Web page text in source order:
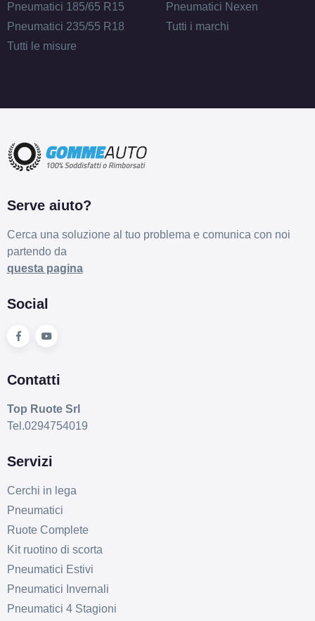
Pneumatici 185/65 R15
Pneumatici 235/55 R18
Tutti le misure
Pneumatici Nexen
Tutti i marchi
Serve aiuto?
Cerca una soluzione al tuo problema e comunica con noi
partendo da
questa pagina
Social
Contatti
Top Ruote Srl
Tel.0294754019
Servizi
Cerchi in lega
Pneumatici
Ruote Complete
Kit ruotino di scorta
Pneumatici Estivi
Pneumatici Invernali
Pneumatici 4 Stagioni